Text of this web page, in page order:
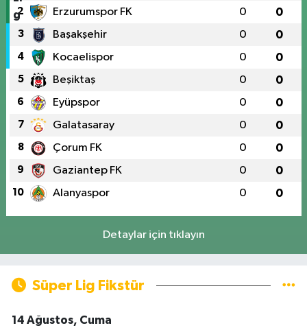
2 Erzurumspor FK 0 0
3 Başakşehir 0 0
4 Kocaelispor 0 0
5 Beşiktaş 0 0
6 Eyüpspor 0 0
7 Galatasaray 0 0
8 Çorum FK 0 0
9 Gaziantep FK 0 0
10 Alanyaspor 0 0
Detaylar için tıklayın
Süper Lig Fikstür
14 Ağustos, Cuma